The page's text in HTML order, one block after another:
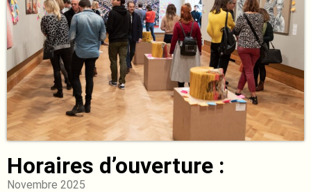
Horaires d’ouverture :
Novembre 2025